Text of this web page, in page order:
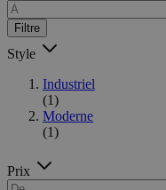
Filtre
Style
Industriel
(1)
Moderne
(1)
Prix